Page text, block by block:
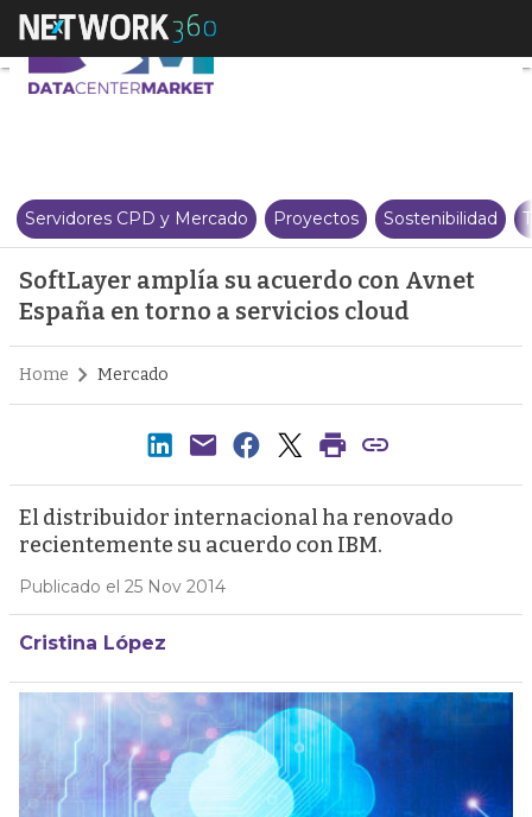
SoftLayer amplía su acuerdo
Servidores CPD y Mercado Proyectos Sostenibilidad
SoftLayer amplía su acuerdo con Avnet
España en torno a servicios cloud
Home Mercado
El distribuidor internacional ha renovado
recientemente su acuerdo con IBM.
Publicado el 25 Nov 2014
Cristina López